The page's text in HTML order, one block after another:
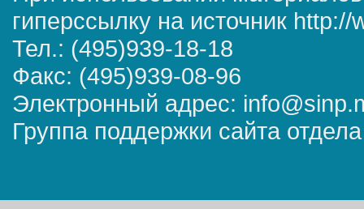
гиперссылку на источник
Тел.: (495)939-18-18
Факс: (495)939-08-96
Электронный адрес:
Группа поддержки сайта